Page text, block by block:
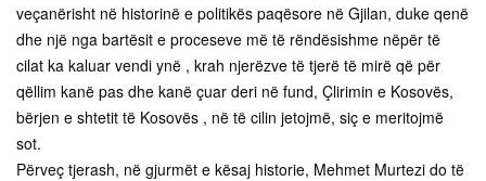
veçanërisht në historinë e politikës paqësore në Gjilan, duke qenë
dhe një nga bartësit e proceseve më të rëndësishme nëpër të
cilat ka kaluar vendi ynë , krah njerëzve të tjerë të mirë që për
qëllim kanë pas dhe kanë çuar deri në fund, Çlirimin e Kosovës,
bërjen e shtetit të Kosovës , në të cilin jetojmë, siç e meritojmë
sot.
Përveç tjerash, në gjurmët e kësaj historie, Mehmet Murtezi do të